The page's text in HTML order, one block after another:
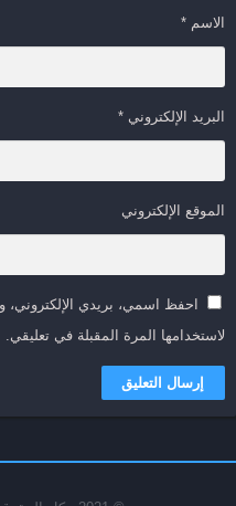
الاسم *
البريد الإلكتروني *
الموقع الإلكتروني
احفظ اسمي، بريدي الإلكتروني،
لاستخدامها المرة المقبلة في تعليقي.